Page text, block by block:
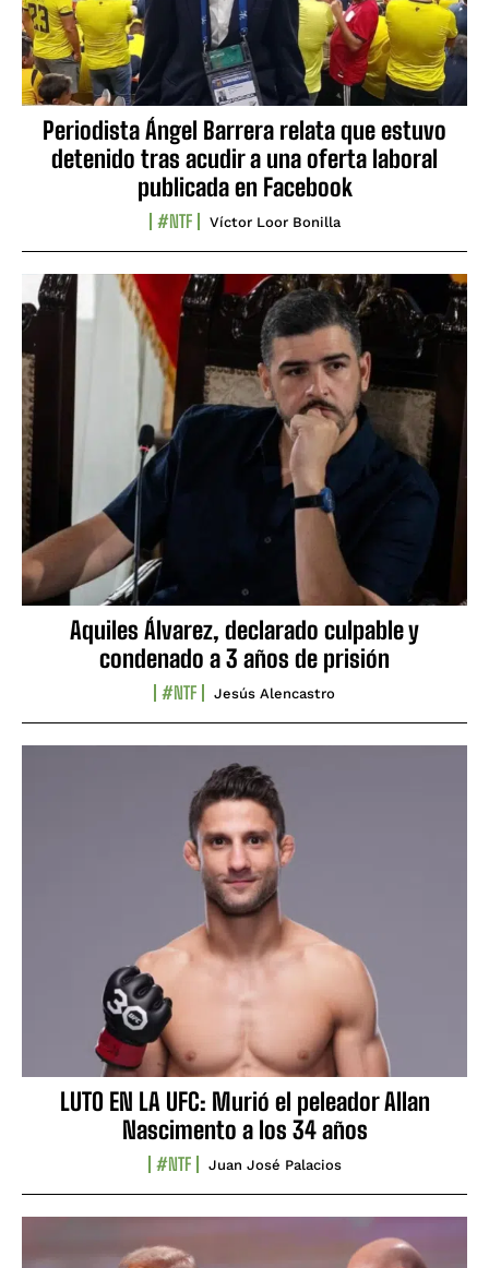
Periodista Ángel Barrera relata que estuvo
detenido tras acudir a una oferta laboral
publicada en Facebook
#NTF Víctor Loor Bonilla
Aquiles Álvarez, declarado culpable y
condenado a 3 años de prisión
#NTF Jesús Alencastro
LUTO EN LA UFC: Murió el peleador Allan
Nascimento a los 34 años
#NTF Juan José Palacios